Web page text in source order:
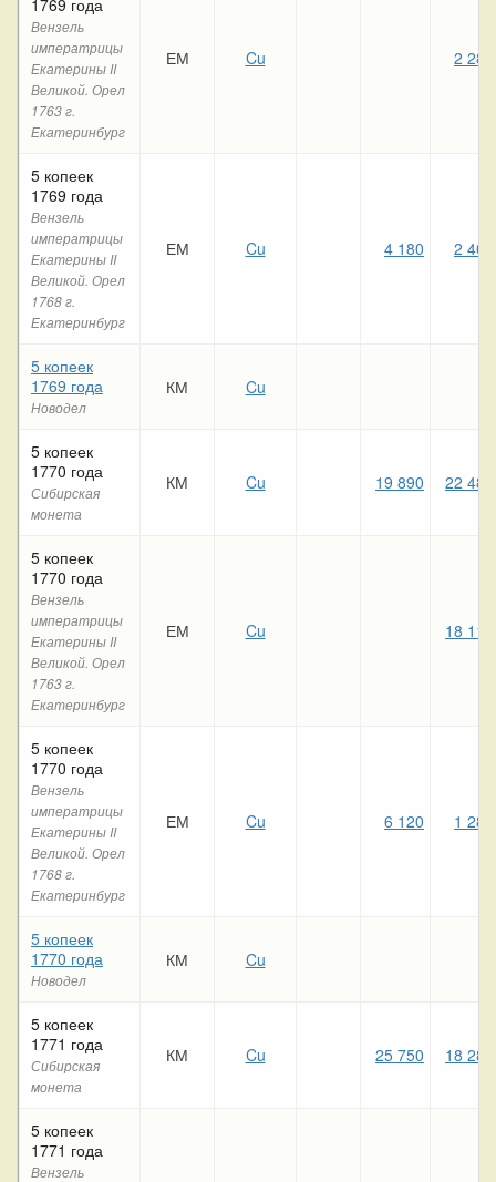
Вензель
императрицы
Екатерины II
Великой. Орел
1763 г.
Екатеринбург
ЕМ Cu 2 280
5 копеек
1769 года
Вензель
императрицы
Екатерины II
Великой. Орел
1768 г.
Екатеринбург
ЕМ Cu 4 180 2 400
5 копеек
1769 года
Новодел
КМ Cu
5 копеек
1770 года
Сибирская
монета
КМ Cu 19 890 22 480
5 копеек
1770 года
Вензель
императрицы
Екатерины II
Великой. Орел
1763 г.
Екатеринбург
ЕМ Cu 18 110
5 копеек
1770 года
Вензель
императрицы
Екатерины II
Великой. Орел
1768 г.
Екатеринбург
ЕМ Cu 6 120 1 280
5 копеек
1770 года
Новодел
КМ Cu
5 копеек
1771 года
Сибирская
монета
КМ Cu 25 750 18 280
5 копеек
1771 года
Вензель